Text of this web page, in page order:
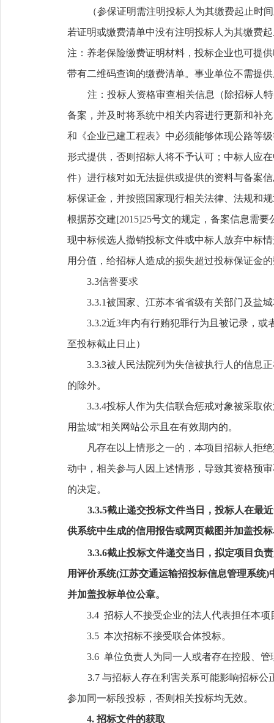
（参保证明需注明投标人为其缴费起止时
若证明或缴费清单中没有注明投标人为其缴费
注：养老保险缴费证明材料，投标企业也可提
带有二维码查询的缴费清单。事业单位不需提
注：投标人资格审查相关信息（除招标人
备案，并及时将系统中相关内容进行更新和补
和《企业已建工程表》中必须能够体现公路等
形式提供，否则招标人将不予认可；中标人应
件）进行核对如无法提供或提供的资料与备案
标保证金，并按照国家现行相关法律、法规和
根据苏交建[2015]25号文的规定，备案信息需
现中标候选人撤销投标文件或中标人放弃中标
用分值，给招标人造成的损失超过投标保证金
3.3信誉要求
3.3.1被国家、江苏本省省级有关部门及盐
3.3.2近3年内有行贿犯罪行为且被记录，或
至投标截止日止）
3.3.3被人民法院列为失信被执行人的信息
的除外。
3.3.4投标人作为失信联合惩戒对象被采取
用盐城”相关网站公示且在有效期内的。
凡存在以上情形之一的，本项目招标人拒
动中，相关参与人因上述情形，导致其资格预
的决定。
3.3.5截止递交投标文件当日，投标人在最
供系统中生成的信用报告或网页截图并加盖投
3.3.6截止投标文件递交当日，拟定项目负
用评价系统(江苏交通运输招投标信息管理系统
并加盖投标单位公章。
3.4 招标人不接受企业的法人代表担任本项
3.5 本次招标不接受联合体投标。
3.6 单位负责人为同一人或者存在控股、
3.7 与招标人存在利害关系可能影响招标
参加同一标段投标，否则相关投标均无效。
4. 招标文件的获取